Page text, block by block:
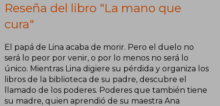
Reseña del libro "La mano que
cura"
El papá de Lina acaba de morir. Pero el duelo no
será lo peor por venir, o por lo menos no será lo
único. Mientras Lina digiere su pérdida y organiza los
libros de la biblioteca de su padre, descubre el
llamado de los poderes. Poderes que también tiene
su madre, quien aprendió de su maestra Ana